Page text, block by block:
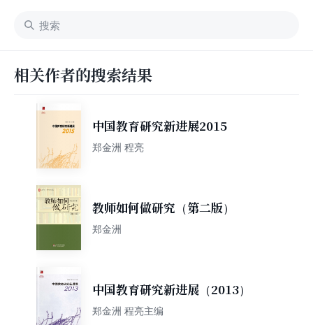
相关作者的搜索结果
中国教育研究新进展2015
郑金洲 程亮
教师如何做研究（第二版）
郑金洲
中国教育研究新进展（2013）
郑金洲 程亮主编